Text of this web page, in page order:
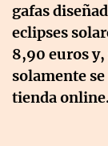
gafas
eclipses
8,90 euros y,
solamente
tienda